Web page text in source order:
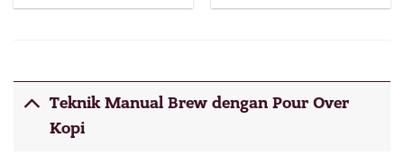
Teknik Manual Brew dengan Pour Over
Kopi